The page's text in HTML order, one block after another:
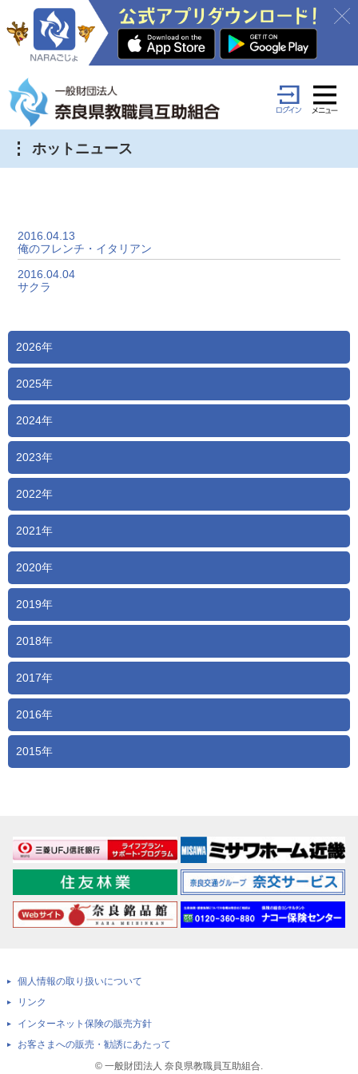
ホットニュース
2026年
2025年
2024年
2023年
2022年
2021年
2020年
2019年
2018年
2017年
2016年
2015年
2016.04.13
俺のフレンチ・イタリアン
2016.04.04
サクラ
個人情報の取り扱いについて
リンク
インターネット保険の販売方針
お客さまへの販売・勧誘にあたって
© 一般財団法人 奈良県教職員互助組合.